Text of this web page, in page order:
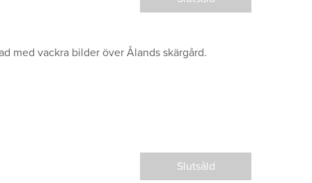
med vackra bilder över Ålands skärgård.
Slutsåld